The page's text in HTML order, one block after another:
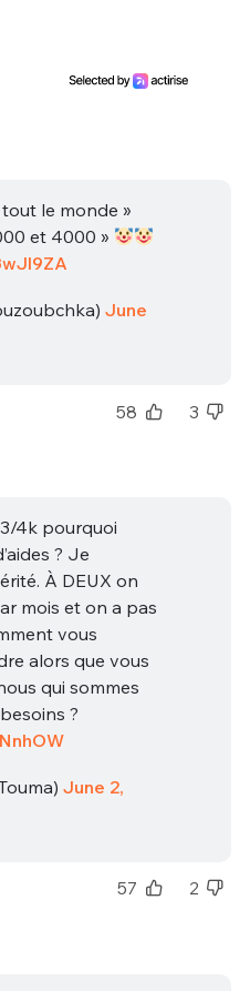
le monde »
et 4000 »
June
58 3
4k pourquoi
? Je
À DEUX on
mois et on a pas
vous
alors que vous
qui sommes
?
June 2,
57 2